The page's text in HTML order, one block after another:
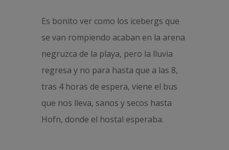
Es bonito ver como los icebergs que
se van rompiendo acaban en la arena
negruzca de la playa, pero la lluvia
regresa y no para hasta que a las 8,
tras 4 horas de espera, viene el bus
que nos lleva, sanos y secos hasta
Hofn, donde el hostal esperaba.